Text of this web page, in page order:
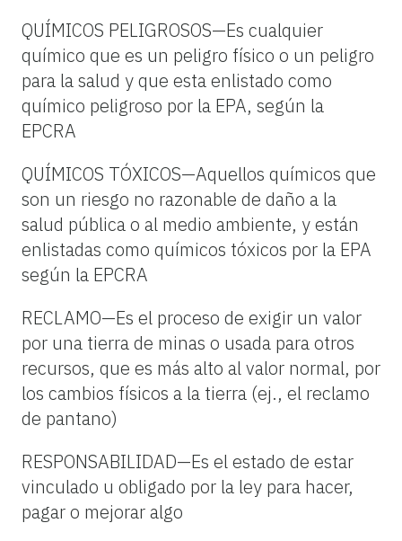
QUÍMICOS PELIGROSOS—Es cualquier
químico que es un peligro físico o un peligro
para la salud y que esta enlistado como
químico peligroso por la EPA, según la
EPCRA
QUÍMICOS TÓXICOS—Aquellos químicos que
son un riesgo no razonable de daño a la
salud pública o al medio ambiente, y están
enlistadas como químicos tóxicos por la EPA
según la EPCRA
RECLAMO—Es el proceso de exigir un valor
por una tierra de minas o usada para otros
recursos, que es más alto al valor normal, por
los cambios físicos a la tierra (ej., el reclamo
de pantano)
RESPONSABILIDAD—Es el estado de estar
vinculado u obligado por la ley para hacer,
pagar o mejorar algo